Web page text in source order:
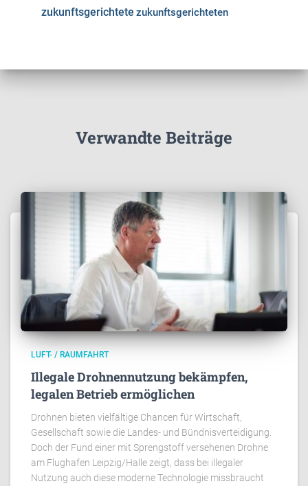
zukunftsgerichtete zukunftsgerichteten
Verwandte Beiträge
LUFT- / RAUMFAHRT
Illegale Drohnennutzung bekämpfen,
legalen Betrieb ermöglichen
Drohnen bieten vielfältige Chancen für Wirtschaft,
Gesellschaft sowie die Landes- und Bündnisverteidigung.
Doch der Fund einer mit Sprengstoff versehenen Drohne
am Flughafen Leipzig/Halle zeigt, dass bei illegaler
Nutzung auch diese moderne Technologie missbraucht